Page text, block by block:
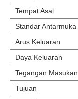
Tempat Asal
Standar Antarmuka
Arus Keluaran
Daya Keluaran
Tegangan Masukan
Tujuan